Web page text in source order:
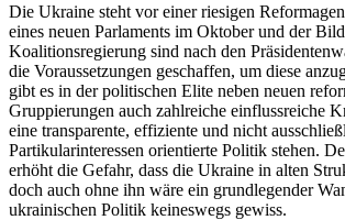
Die Ukraine steht vor einer riesigen
eines neuen Parlaments im Oktober und der
Koalitionsregierung sind nach den
die Voraussetzungen geschaffen, um diese
gibt es in der politischen Elite neben neuen
Gruppierungen auch zahlreiche einflussreiche
eine transparente, effiziente und nicht
Partikularinteressen orientierte Politik stehen.
erhöht die Gefahr, dass die Ukraine in alten
doch auch ohne ihn wäre ein grundlegender
ukrainischen Politik keineswegs gewiss.